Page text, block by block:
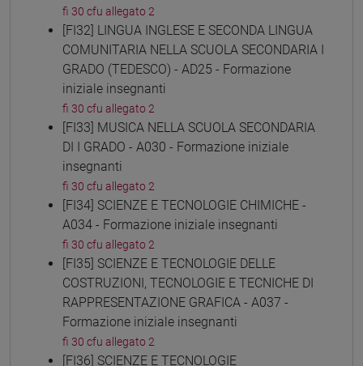
fi 30 cfu allegato 2
[FI32] LINGUA INGLESE E SECONDA LINGUA
COMUNITARIA NELLA SCUOLA SECONDARIA I
GRADO (TEDESCO) - AD25 - Formazione
iniziale insegnanti
fi 30 cfu allegato 2
[FI33] MUSICA NELLA SCUOLA SECONDARIA
DI I GRADO - A030 - Formazione iniziale
insegnanti
fi 30 cfu allegato 2
[FI34] SCIENZE E TECNOLOGIE CHIMICHE -
A034 - Formazione iniziale insegnanti
fi 30 cfu allegato 2
[FI35] SCIENZE E TECNOLOGIE DELLE
COSTRUZIONI, TECNOLOGIE E TECNICHE DI
RAPPRESENTAZIONE GRAFICA - A037 -
Formazione iniziale insegnanti
fi 30 cfu allegato 2
[FI36] SCIENZE E TECNOLOGIE